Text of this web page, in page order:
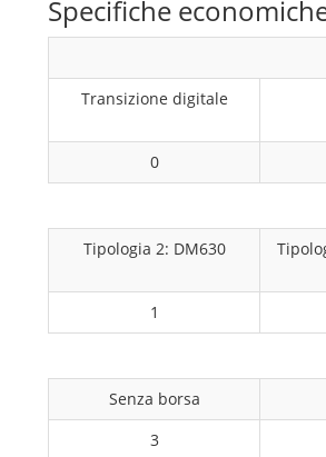
Specifiche
Transizione digitale
0
Tipologia 2: DM630
1
Senza borsa
3